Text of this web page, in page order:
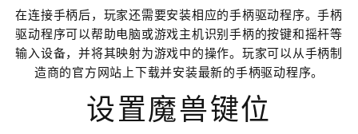
在连接手柄后，玩家还需要安装相应的手柄驱动程序。手柄
驱动程序可以帮助电脑或游戏主机识别手柄的按键和摇杆等
输入设备，并将其映射为游戏中的操作。玩家可以从手柄制
造商的官方网站上下载并安装最新的手柄驱动程序。
设置魔兽键位